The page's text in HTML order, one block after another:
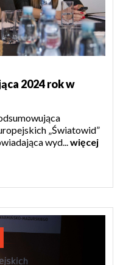
2024 rok w
„Światowid”
wyd... więcej